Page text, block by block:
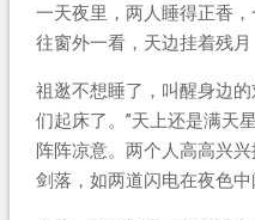
一天夜里，两人睡得正香
往窗外一看，天边挂着残月
祖逖不想睡了，叫醒身边
们起床了。”天上还是满天
阵阵凉意。两个人高高兴
剑落，如两道闪电在夜色中